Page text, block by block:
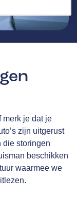
merk je dat je
zijn uitgerust
die storingen
beschikken
waarmee we